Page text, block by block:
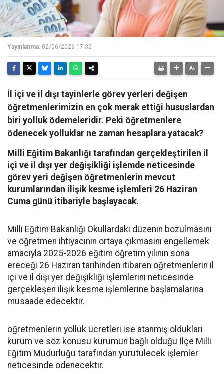
Yayınlanma: 02/06/2026 17:32
İl içi ve il dışı tayinlerle görev yerleri değişen
öğretmenlerimizin en çok merak ettiği hususlardan
biri yolluk ödemeleridir. Peki öğretmenlere
ödenecek yolluklar ne zaman hesaplara yatacak?
Milli Eğitim Bakanlığı tarafından gerçekleştirilen il
içi ve il dışı yer değişikliği işlemde neticesinde
görev yeri değişen öğretmenlerin mevcut
kurumlarından ilişik kesme işlemleri 26 Haziran
Cuma günü itibariyle başlayacak.
Milli Eğitim Bakanlığı Okullardaki düzenin bozulmasını
ve öğretmen ihtiyacının ortaya çıkmasını engellemek
amacıyla 2025-2026 eğitim öğretim yılının sona
ereceği 26 Haziran tarihinden itibaren öğretmenlerin il
içi ve il dışı yer değişikliği işlemlerini neticesinde
gerçekleşen ilişik kesme işlemlerine başlamalarına
müsaade edecektir.
öğretmenlerin yolluk ücretleri ise atanmış oldukları
kurum ve söz konusu kurumun bağlı olduğu İlçe Milli
Eğitim Müdürlüğü tarafından yürütülecek işlemler
neticesinde ödenecektir.